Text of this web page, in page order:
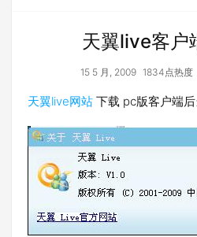
天翼live客户
15 5 月, 2009 1834点热度
天翼live网站 下载 pc版客户端后